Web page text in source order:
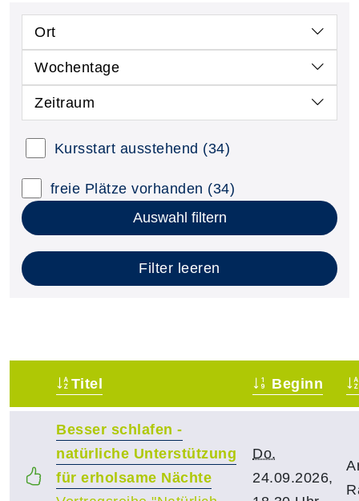
Ort
Wochentage
Zeitraum
Kursstart ausstehend (34)
freie Plätze vorhanden (34)
Auswahl filtern
Filter leeren
Titel Beginn
Besser schlafen -
natürliche Unterstützung
für erholsame Nächte
Do.
24.09.2026,